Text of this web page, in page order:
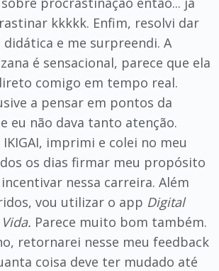
kkkkk. Enfim, resolvi dar
didática e me surpreendi. A
é sensacional, parece que ela
comigo em tempo real.
a pensar em pontos da
eu não dava tanto atenção.
imprimi e colei no meu
os dias firmar meu propósito
nessa carreira. Além
vou utilizar o app Digital
Parece muito bom também.
retornarei nesse meu feedback
coisa deve ter mudado até